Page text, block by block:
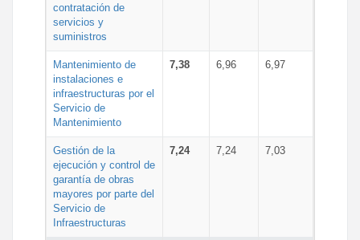
contratación de
servicios y
suministros
Mantenimiento de
instalaciones e
infraestructuras por el
Servicio de
Mantenimiento
7,38 6,96 6,97
Gestión de la
ejecución y control de
garantía de obras
mayores por parte del
Servicio de
Infraestructuras
7,24 7,24 7,03